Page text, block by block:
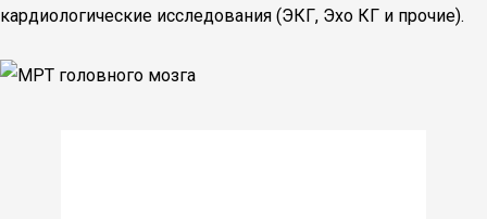
кардиологические исследования (ЭКГ, Эхо КГ и прочие).